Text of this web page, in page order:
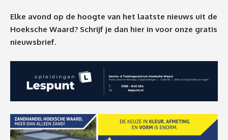
Elke avond op de hoogte van het laatste nieuws uit de
Hoeksche Waard? Schrijf je dan hier in voor onze gratis
nieuwsbrief.